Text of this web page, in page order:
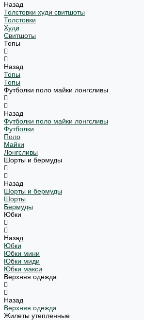
Назад
Толстовки худи свитшоты
Толстовки
Худи
Свитшоты
Топы
Назад
Топы
Топы
Футболки поло майки лонгсливы
Назад
Футболки поло майки лонгсливы
Футболки
Поло
Майки
Лонгсливы
Шорты и бермуды
Назад
Шорты и бермуды
Шорты
Бермуды
Юбки
Назад
Юбки
Юбки мини
Юбки миди
Юбки макси
Верхняя одежда
Назад
Верхняя одежда
Жилеты утепленные